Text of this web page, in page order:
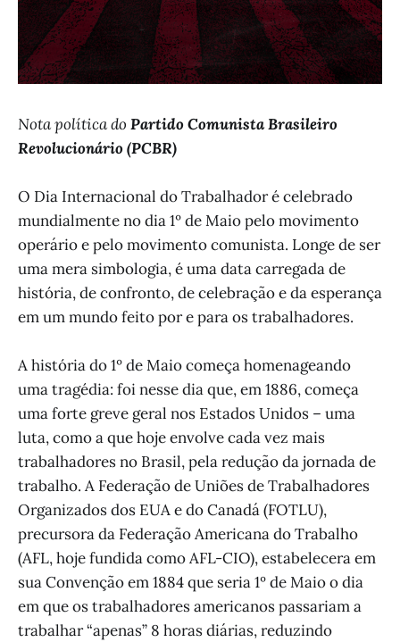
Nota política do Partido Comunista Brasileiro
Revolucionário (PCBR)
O Dia Internacional do Trabalhador é celebrado
mundialmente no dia 1º de Maio pelo movimento
operário e pelo movimento comunista. Longe de ser
uma mera simbologia, é uma data carregada de
história, de confronto, de celebração e da esperança
em um mundo feito por e para os trabalhadores.
A história do 1º de Maio começa homenageando
uma tragédia: foi nesse dia que, em 1886, começa
uma forte greve geral nos Estados Unidos – uma
luta, como a que hoje envolve cada vez mais
trabalhadores no Brasil, pela redução da jornada de
trabalho. A Federação de Uniões de Trabalhadores
Organizados dos EUA e do Canadá (FOTLU),
precursora da Federação Americana do Trabalho
(AFL, hoje fundida como AFL-CIO), estabelecera em
sua Convenção em 1884 que seria 1º de Maio o dia
em que os trabalhadores americanos passariam a
trabalhar “apenas” 8 horas diárias, reduzindo